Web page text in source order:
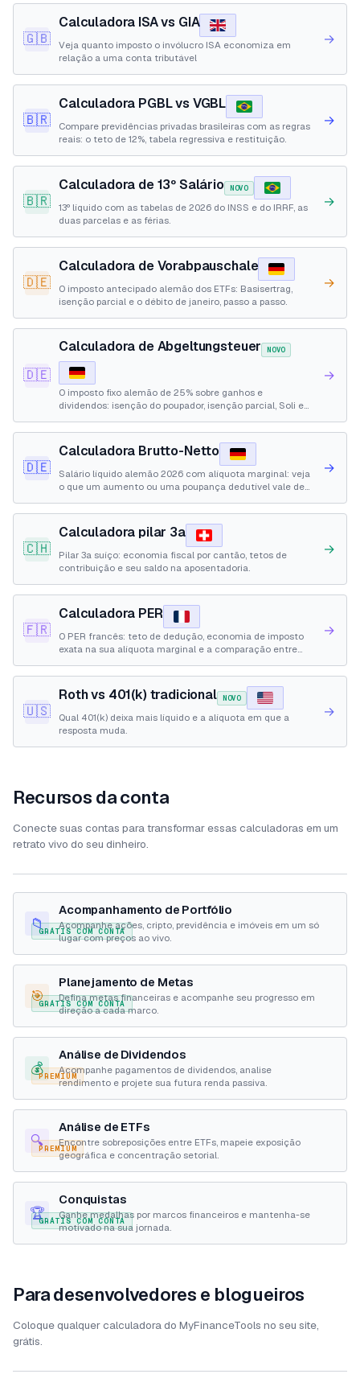
🇬🇧
Calculadora ISA vs GIA
Veja quanto imposto o invólucro ISA economiza em
relação a uma conta tributável
→
🇧🇷
Calculadora PGBL vs VGBL
Compare previdências privadas brasileiras com as regras
reais: o teto de 12%, tabela regressiva e restituição.
→
🇧🇷
Calculadora de 13º Salário NOVO
13º líquido com as tabelas de 2026 do INSS e do IRRF, as
duas parcelas e as férias.
→
🇩🇪
Calculadora de Vorabpauschale
O imposto antecipado alemão dos ETFs: Basisertrag,
isenção parcial e o débito de janeiro, passo a passo.
→
🇩🇪
Calculadora de Abgeltungsteuer NOVO
O imposto fixo alemão de 25% sobre ganhos e
dividendos: isenção do poupador, isenção parcial, Soli e
→
🇩🇪
Calculadora Brutto-Netto
Salário líquido alemão 2026 com alíquota marginal: veja
o que um aumento ou uma poupança dedutível vale de
→
🇨🇭
Calculadora pilar 3a
Pilar 3a suíço: economia fiscal por cantão, tetos de
contribuição e seu saldo na aposentadoria.
→
🇫🇷
Calculadora PER
O PER francês: teto de dedução, economia de imposto
exata na sua alíquota marginal e a comparação entre
→
🇺🇸
Roth vs 401(k) tradicional NOVO
Qual 401(k) deixa mais líquido e a alíquota em que a
resposta muda.
→
Recursos da conta
Conecte suas contas para transformar essas calculadoras em um
retrato vivo do seu dinheiro.
📁
Acompanhamento de Portfólio
Acompanhe ações, cripto, previdência e imóveis em um só
lugar com preços ao vivo.
GRÁTIS COM CONTA
🎯
Planejamento de Metas
Defina metas financeiras e acompanhe seu progresso em
direção a cada marco.
GRÁTIS COM CONTA
💰
Análise de Dividendos
Acompanhe pagamentos de dividendos, analise
rendimento e projete sua futura renda passiva.
PREMIUM
🔍
Análise de ETFs
Encontre sobreposições entre ETFs, mapeie exposição
geográfica e concentração setorial.
PREMIUM
🏆
Conquistas
Ganhe medalhas por marcos financeiros e mantenha-se
motivado na sua jornada.
GRÁTIS COM CONTA
Para desenvolvedores e blogueiros
Coloque qualquer calculadora do MyFinanceTools no seu site,
grátis.